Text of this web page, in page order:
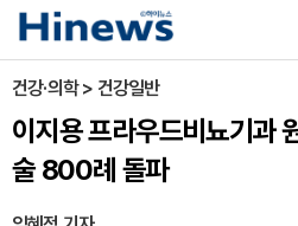
건강·의학 > 건강일반
이지용 프라우드비뇨기과
술 800례 돌파